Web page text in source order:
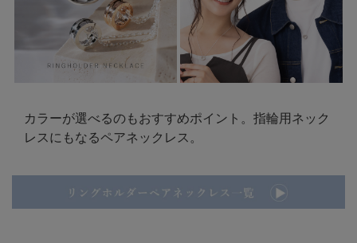
カラーが選べるのもおすすめポイント。指輪用ネック
レスにもなるペアネックレス。